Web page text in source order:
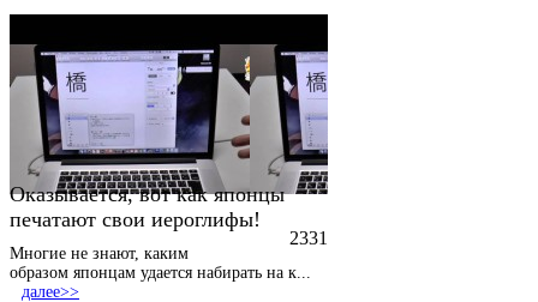
Оказывается, вот как японцы
печатают свои иероглифы!
2331
Многие не знают, каким
образом японцам удается набирать на к
далее>>